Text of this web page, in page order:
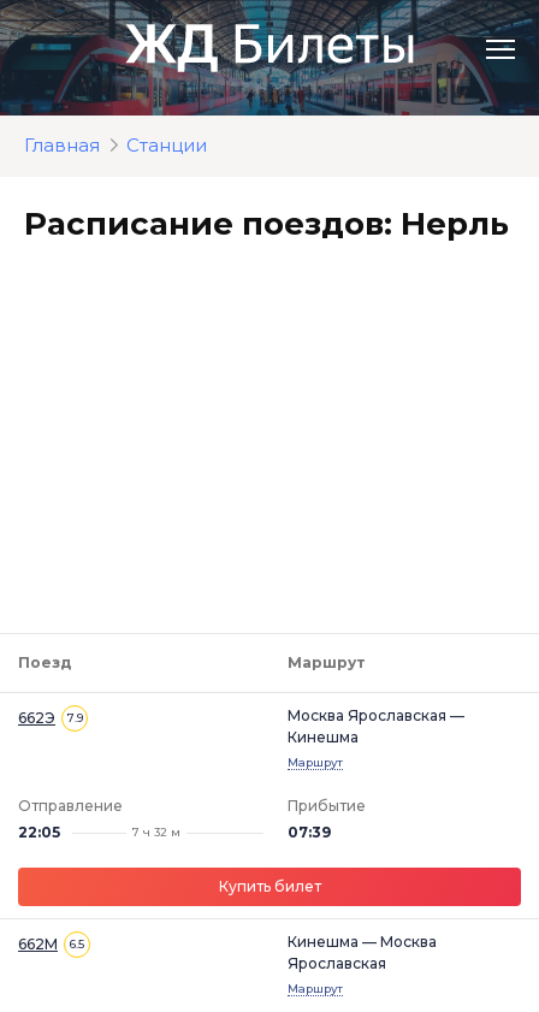
Перейти
к
контенту
Главная Станции
Расписание поездов: Нерль
Поезд Маршрут
662Э 7.9
Москва Ярославская —
Кинешма
Маршрут
Отправление
22:05
7 ч 32 м
Прибытие
07:39
Купить билет
662М 6.5
Кинешма — Москва
Ярославская
Маршрут